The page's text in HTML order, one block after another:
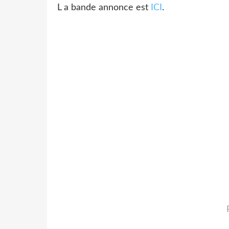
L a bande annonce est ICI .